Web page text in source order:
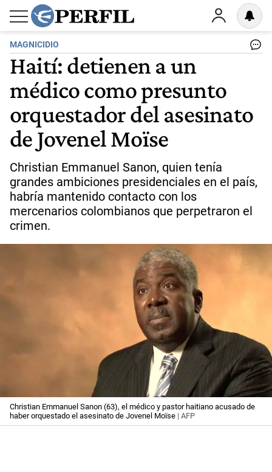
MAGNICIDIO
Haití: detienen a un
médico como presunto
orquestador del asesinato
de Jovenel Moïse
Christian Emmanuel Sanon, quien tenía
grandes ambiciones presidenciales en el país,
habría mantenido contacto con los
mercenarios colombianos que perpetraron el
crimen.
Christian Emmanuel Sanon (63), el médico y pastor haitiano acusado de
haber orquestado el asesinato de Jovenel Moïse | AFP